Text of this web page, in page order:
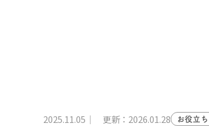
2025.11.05 更新：2026.01.28 お役立ち